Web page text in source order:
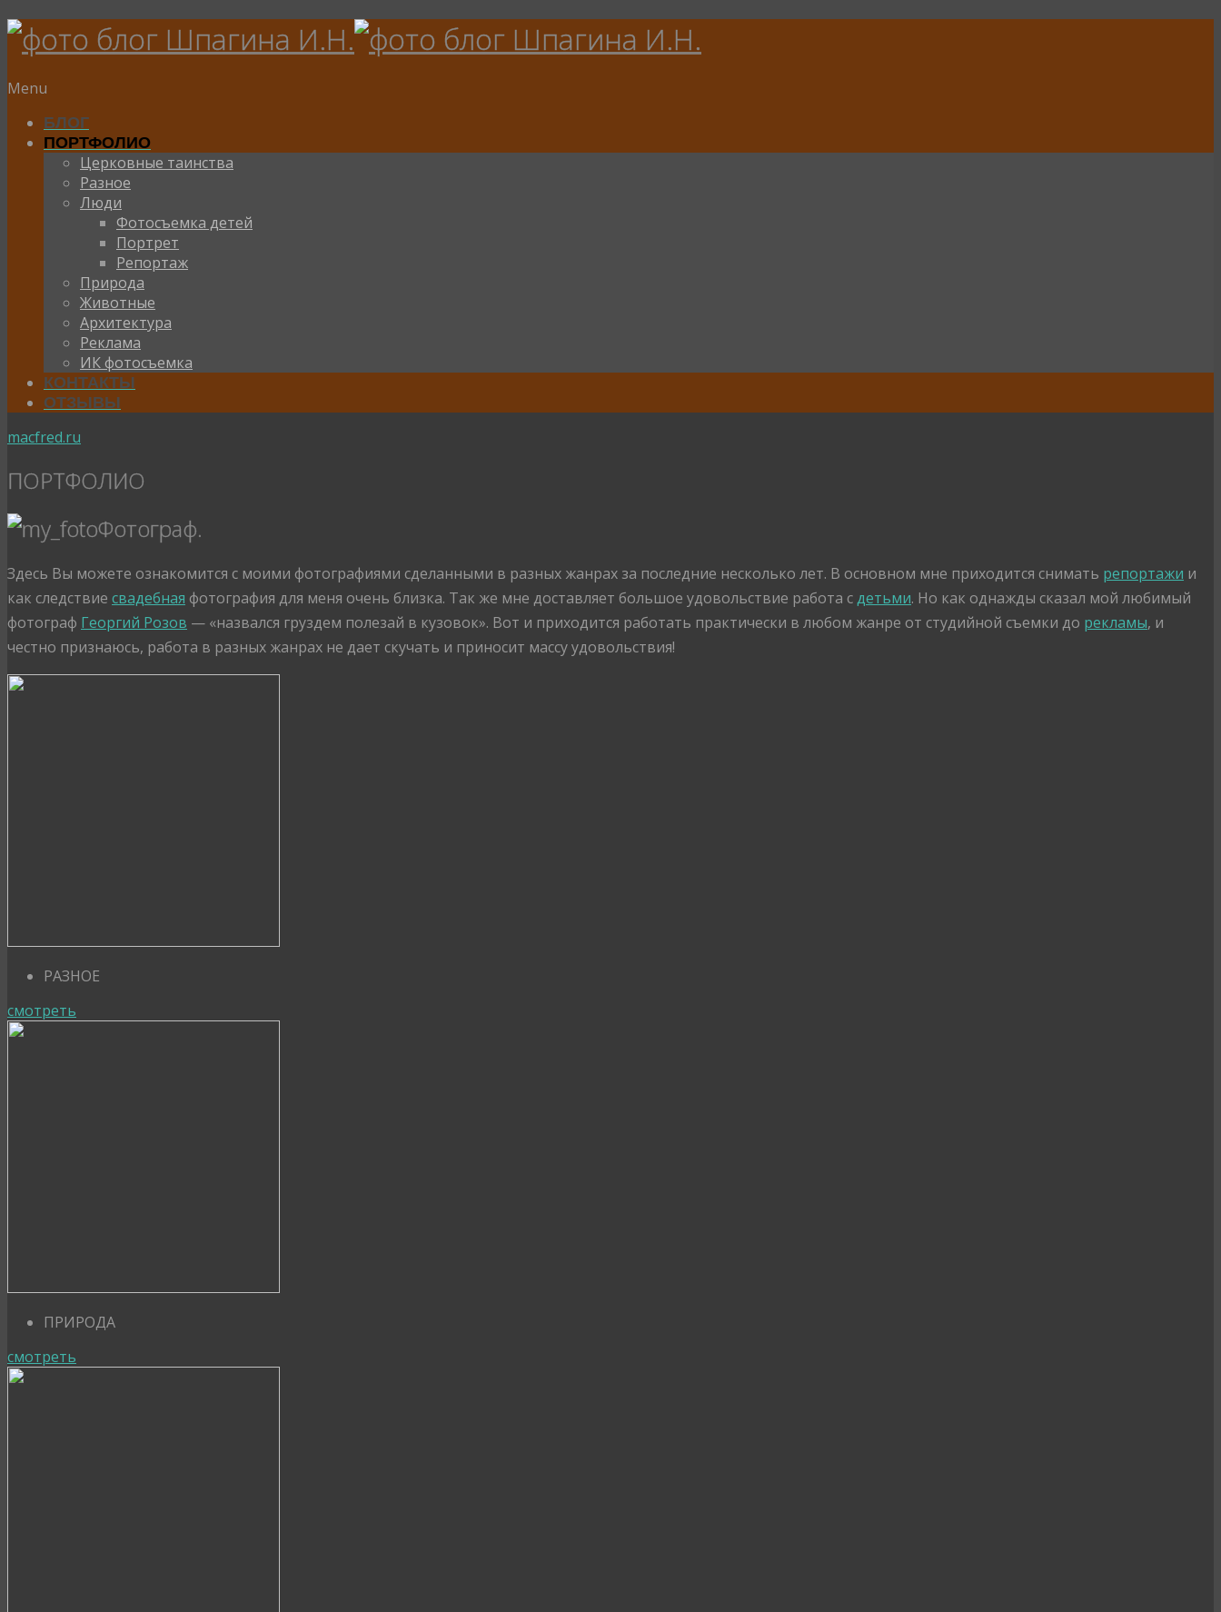
Menu
БЛОГ
ПОРТФОЛИО
Церковные таинства
Разное
Люди
Фотосъемка детей
Портрет
Репортаж
Природа
Животные
Архитектура
Реклама
ИК фотосъемка
КОНТАКТЫ
ОТЗЫВЫ
macfred.ru
ПОРТФОЛИО
Фотограф.
Здесь Вы можете ознакомится с моими фотографиями сделанными в разных жанрах за последние несколько лет. В основном мне приходится снимать репортажи и
как следствие свадебная фотография для меня очень близка. Так же мне доставляет большое удовольствие работа сдетьми. Но как однажды сказал мой любимый
фотограф Георгий Розов — «назвался груздем полезай в кузовок». Вот и приходится работать практически в любом жанре от студийной съемки до рекламы, и
честно признаюсь, работа в разных жанрах не дает скучать и приносит массу удовольствия!
РАЗНОЕ
смотреть
ПРИРОДА
смотреть